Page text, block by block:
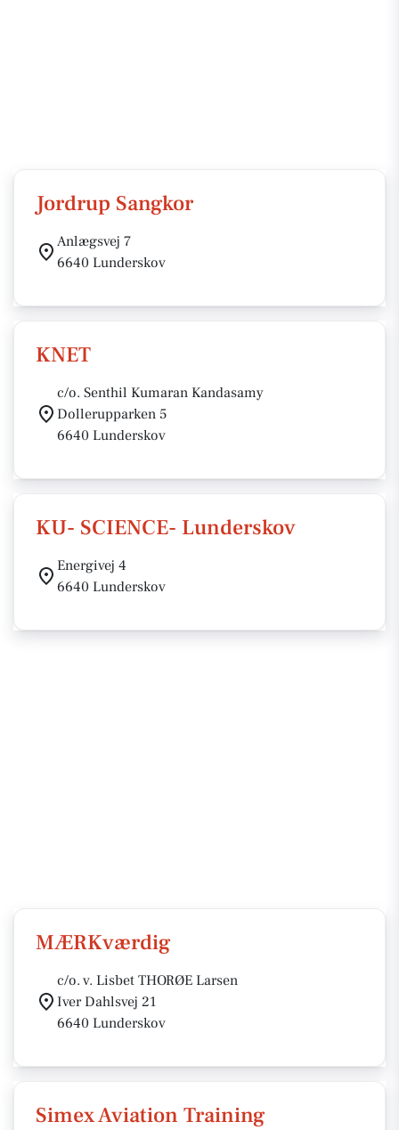
Jordrup Sangkor
Anlægsvej 7
6640 Lunderskov
KNET
c/o. Senthil Kumaran Kandasamy
Dollerupparken 5
6640 Lunderskov
KU- SCIENCE- Lunderskov
Energivej 4
6640 Lunderskov
MÆRKværdig
c/o. v. Lisbet THORØE Larsen
Iver Dahlsvej 21
6640 Lunderskov
Simex Aviation Training